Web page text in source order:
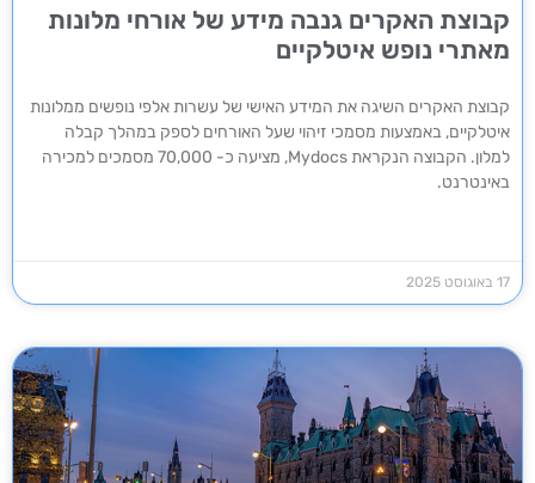
קבוצת האקרים גנבה מידע של אורחי מלונות
מאתרי נופש איטלקיים
קבוצת האקרים השיגה את המידע האישי של עשרות אלפי נופשים ממלונות
איטלקיים, באמצעות מסמכי זיהוי שעל האורחים לספק במהלך קבלה
למלון. הקבוצה הנקראת Mydocs, מציעה כ- 70,000 מסמכים למכירה
באינטרנט.
17 באוגוסט 2025